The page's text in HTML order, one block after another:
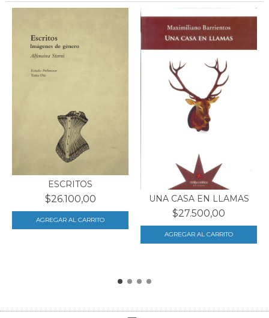
ESCRITOS
$26.100,00 UNA CASA EN LLAMAS
$27.500,00